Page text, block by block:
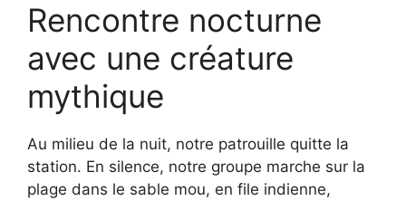
Rencontre nocturne
avec une créature
mythique
Au milieu de la nuit, notre patrouille quitte la
station. En silence, notre groupe marche sur la
plage dans le sable mou, en file indienne,